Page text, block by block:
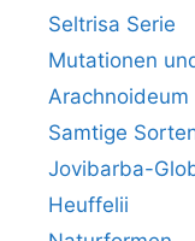
Seltrisa Serie
Mutationen
Arachnoideum
Samtige
Jovibarba-
Heuffelii